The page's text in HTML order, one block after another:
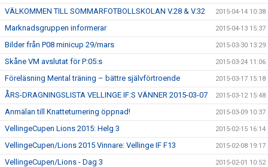
VÄLKOMMEN TILL SOMMARFOTBOLLSKOLAN V.28 & V.32 2015-04-14 10:38
Marknadsgruppen informerar 2015-04-13 15:37
Bilder från P08 minicup 29/mars 2015-03-30 13:29
Skåne VM avslutat för P:05:s 2015-03-24 11:06
Föreläsning Mental träning – bättre självförtroende 2015-03-17 15:18
ÅRS-DRAGNINGSLISTA VELLINGE IF:S VÄNNER 2015-03-07 2015-03-12 15:48
Anmälan till Knatteturnering öppnad! 2015-03-09 10:37
VellingeCupen Lions 2015: Helg 3 2015-02-15 16:14
VellingeCupen/Lions 2015 Vinnare: Vellinge IF F13 2015-02-08 19:17
VellingeCupen/Lions - Dag 3 2015-02-01 10:52